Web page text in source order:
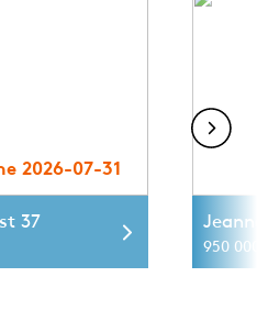
2026-07-31
37
950